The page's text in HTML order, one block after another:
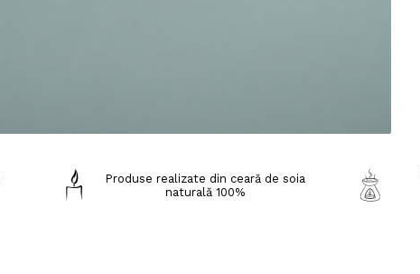
Produse realizate din ceară de soia
naturală 100%